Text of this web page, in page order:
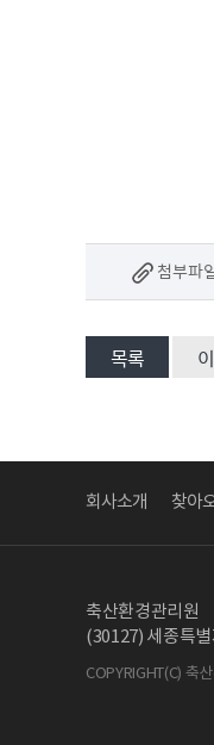
첨부파
목록
회사소개 찾아
축산환경관리원
(30127) 세종특
COPYRIGHT(C) 축